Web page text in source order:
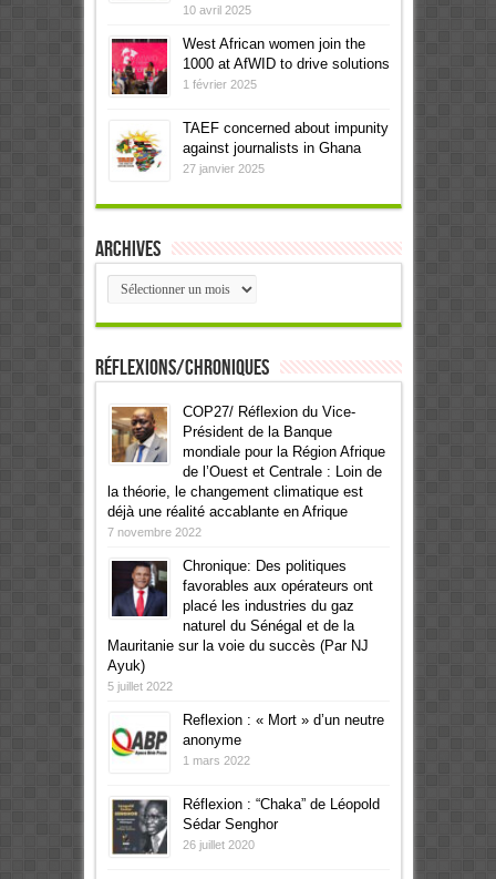
10 avril 2025
West African women join the
1000 at AfWID to drive solutions
1 février 2025
TAEF concerned about impunity
against journalists in Ghana
27 janvier 2025
Archives
Archives
Réflexions/Chroniques
COP27/ Réflexion du Vice-
Président de la Banque
mondiale pour la Région Afrique
de l’Ouest et Centrale : Loin de
la théorie, le changement climatique est
déjà une réalité accablante en Afrique
7 novembre 2022
Chronique: Des politiques
favorables aux opérateurs ont
placé les industries du gaz
naturel du Sénégal et de la
Mauritanie sur la voie du succès (Par NJ
Ayuk)
5 juillet 2022
Reflexion : « Mort » d’un neutre
anonyme
1 mars 2022
Réflexion : “Chaka” de Léopold
Sédar Senghor
26 juillet 2020